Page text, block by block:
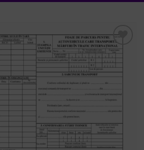
ADD TO
WISHLIST